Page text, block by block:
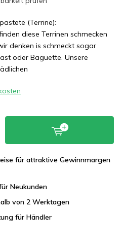
(Terrine):
diese Terrinen schmecken
denken is schmeckt sogar
oder Baguette. Unsere
für attraktive Gewinnmargen
Neukunden
von 2 Werktagen
für Händler